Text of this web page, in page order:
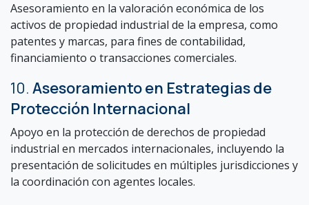
Asesoramiento en la valoración económica de los
activos de propiedad industrial de la empresa, como
patentes y marcas, para fines de contabilidad,
financiamiento o transacciones comerciales.
10. Asesoramiento en Estrategias de
Protección Internacional
Apoyo en la protección de derechos de propiedad
industrial en mercados internacionales, incluyendo la
presentación de solicitudes en múltiples jurisdicciones y
la coordinación con agentes locales.